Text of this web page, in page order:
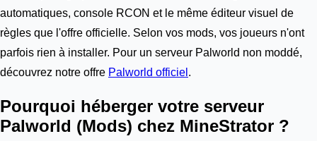
automatiques, console RCON et le même éditeur visuel de
règles que l'offre officielle. Selon vos mods, vos joueurs n'ont
parfois rien à installer. Pour un serveur Palworld non moddé,
découvrez notre offre Palworld officiel .
Pourquoi héberger votre serveur
Palworld (Mods) chez MineStrator ?